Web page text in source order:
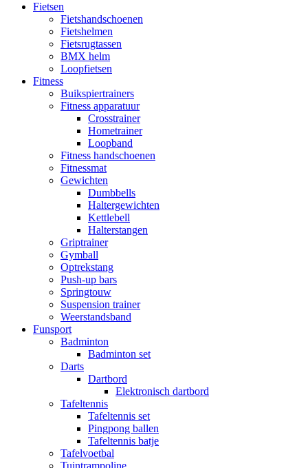
Fietsen
Fietshandschoenen
Fietshelmen
Fietsrugtassen
BMX helm
Loopfietsen
Fitness
Buikspiertrainers
Fitness apparatuur
Crosstrainer
Hometrainer
Loopband
Fitness handschoenen
Fitnessmat
Gewichten
Dumbbells
Haltergewichten
Kettlebell
Halterstangen
Griptrainer
Gymball
Optrekstang
Push-up bars
Springtouw
Suspension trainer
Weerstandsband
Funsport
Badminton
Badminton set
Darts
Dartbord
Elektronisch dartbord
Tafeltennis
Tafeltennis set
Pingpong ballen
Tafeltennis batje
Tafelvoetbal
Tuintrampoline